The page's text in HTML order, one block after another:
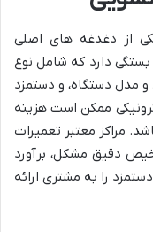
از دغدغه های اصلی
دارد که شامل نوع
و مدل دستگاه، و دستمزد
ممکن است هزینه
مراکز معتبر تعمیرات
دقیق مشکل، برآورد
را به مشتری ارائه